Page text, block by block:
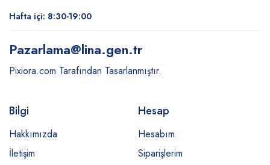
Hafta içi: 8:30-19:00
Pazarlama@lina.gen.tr
Pixiora.com Tarafından Tasarlanmıştır.
Bilgi
Hakkımızda
İletişim
Hesap
Hesabım
Siparişlerim